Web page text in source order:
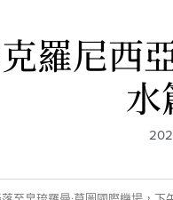
羅尼西
水